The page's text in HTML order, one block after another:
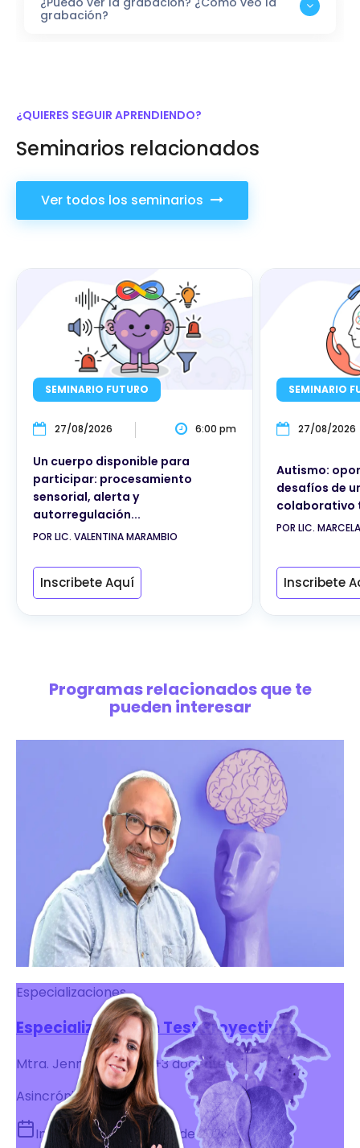
grabación?
¿QUIERES SEGUIR APRENDIENDO?
Seminarios relacionados
Ver todos los seminarios
SEMINARIO FUTURO
27/08/2026 6:00 pm
Un cuerpo disponible para
participar: procesamiento
sensorial, alerta y
autorregulación...
POR LIC. VALENTINA MARAMBIO
Inscribete Aquí
SEMINARIO
27/08/2026
Autismo:
desafíos de
colaborativo
POR LIC.
Inscribete
Programas relacionados que te
pueden interesar